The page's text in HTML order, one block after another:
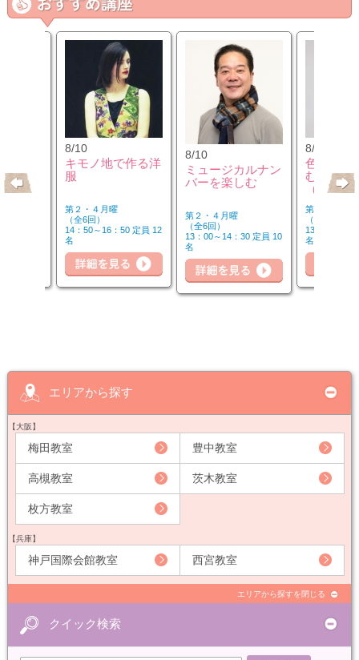
8/10
キモノ地で作る洋
服
第２・４月曜
（全6回）
14：50～16：50 定員 12
名
8/10
ミュージカルナン
バーを楽しむ
第２・４月曜
（全6回）
13：00～14：30 定員 10
名
8/12
色のチカ
むカラー
（第2水
第２水曜
（全3回）
13：00～14
名
詳細を見る 詳細を見る
エリアから探す
【大阪】
梅田教室 豊中教室
高槻教室 茨木教室
枚方教室
【兵庫】
神戸国際会館教室 西宮教室
エリアから探すを閉じる
クイック検索